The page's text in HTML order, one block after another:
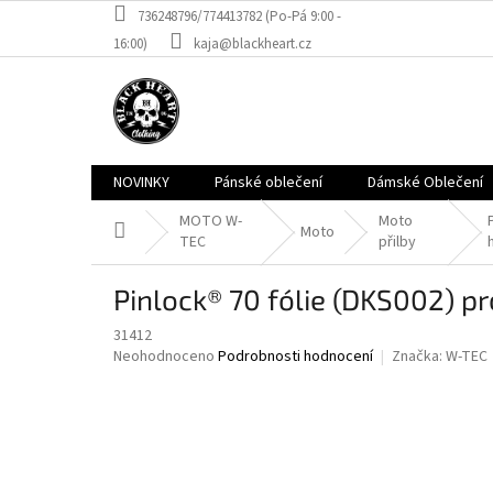
obsah
736248796/774413782 (Po-Pá 9:00 -
16:00)
kaja@blackheart.cz
NOVINKY Pánské oblečení Dámské Oblečení
Domů MOTO W-
TEC
Moto
Moto
přilby
Pinlock® 70 fólie (DKS002)
31412
Průměrné
Neohodnoceno Podrobnosti hodnocení Značka: W-TEC